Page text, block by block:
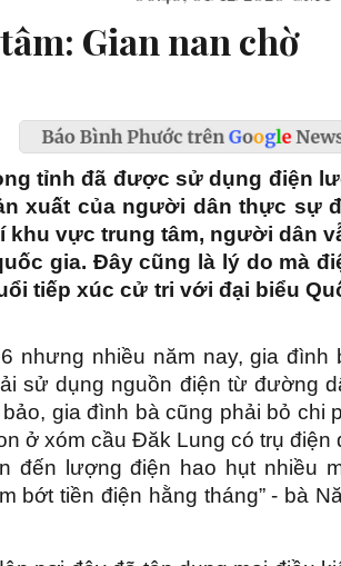
Gian nan chờ
tỉnh đã được sử dụng điện
xuất của người dân thực sự
khu vực trung tâm, người dân
gia. Đây cũng là lý do mà
tiếp xúc cử tri với đại biểu
nhưng nhiều năm nay, gia đình
sử dụng nguồn điện từ đường
gia đình bà cũng phải bỏ chi
ở xóm cầu Đăk Lung có trụ điện
đến lượng điện hao hụt nhiều
bớt tiền điện hằng tháng” - bà